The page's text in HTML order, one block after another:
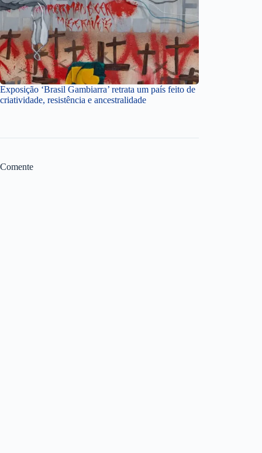
Exposição ‘Brasil Gambiarra’ retrata um país feito de
criatividade, resistência e ancestralidade
Comente